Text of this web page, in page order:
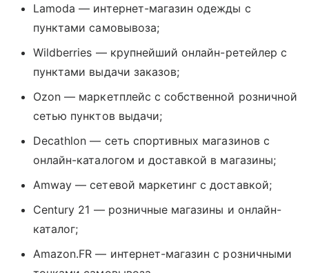
Lamoda — интернет-магазин одежды с
пунктами самовывоза;
Wildberries — крупнейший онлайн-ретейлер с
пунктами выдачи заказов;
Ozon — маркетплейс с собственной розничной
сетью пунктов выдачи;
Decathlon — сеть спортивных магазинов с
онлайн-каталогом и доставкой в магазины;
Amway — сетевой маркетинг с доставкой;
Century 21 — розничные магазины и онлайн-
каталог;
Amazon.FR — интернет-магазин с розничными